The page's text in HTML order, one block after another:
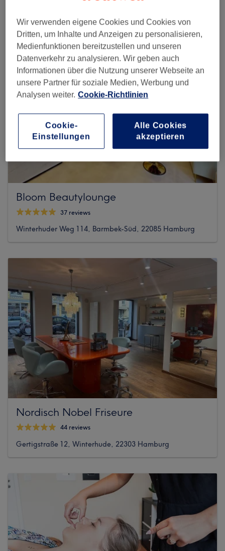
Bloom Beautylounge
37 reviews
Winterhuder Weg 114, Barmbek-Süd, 22085 Hamburg
Nordisch Nobel Friseure
44 reviews
Gertigstraße 12, Winterhude, 22303 Hamburg
Wir verwenden eigene Cookies und Cookies von
Dritten, um Inhalte und Anzeigen zu personalisieren,
Medienfunktionen bereitzustellen und unseren
Datenverkehr zu analysieren. Wir geben auch
Informationen über die Nutzung unserer Webseite an
unsere Partner für soziale Medien, Werbung und
Analysen weiter. Cookie-Richtlinien
Cookie-
Einstellungen
Alle Cookies
akzeptieren